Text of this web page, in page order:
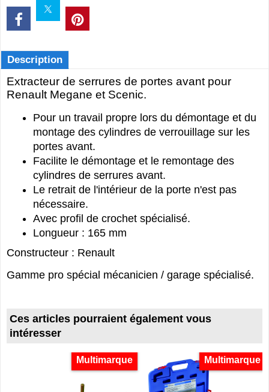
Description
Extracteur de serrures de portes avant pour
Renault Megane et Scenic.
Pour un travail propre lors du démontage et du
montage des cylindres de verrouillage sur les
portes avant.
Facilite le démontage et le remontage des
cylindres de serrures avant.
Le retrait de l'intérieur de la porte n'est pas
nécessaire.
Avec profil de crochet spécialisé.
Longueur : 165 mm
Constructeur : Renault
Gamme pro spécial mécanicien / garage spécialisé.
Ces articles pourraient également vous
intéresser
Multimarque Multimarque